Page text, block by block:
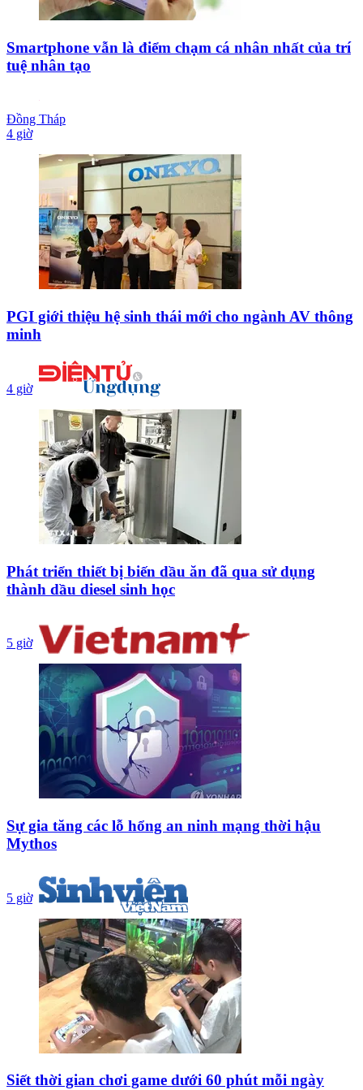
Smartphone vẫn là điểm chạm cá nhân nhất của trí
tuệ nhân tạo
Đồng Tháp
4 giờ
PGI giới thiệu hệ sinh thái mới cho ngành AV thông
minh
4 giờ
Phát triển thiết bị biến dầu ăn đã qua sử dụng
thành dầu diesel sinh học
5 giờ
Sự gia tăng các lỗ hổng an ninh mạng thời hậu
Mythos
5 giờ
Siết thời gian chơi game dưới 60 phút mỗi ngày